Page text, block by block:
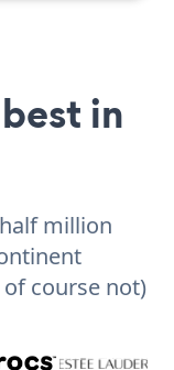
in
million
course not)